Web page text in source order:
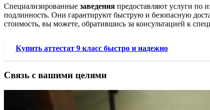
Специализированные заведения предоставляют услуги по
подлинность. Они гарантируют быструю и безопасную
стоимость, вы можете, обратившись за консультацией к
Купить аттестат 9 класс быстро и надежно
Связь с вашими целями